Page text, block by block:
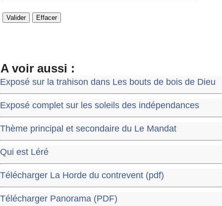
A voir aussi :
Exposé sur la trahison dans Les bouts de bois de Dieu
Exposé complet sur les soleils des indépendances
Thème principal et secondaire du Le Mandat
Qui est Léré
Télécharger La Horde du contrevent (pdf)
Télécharger Panorama (PDF)